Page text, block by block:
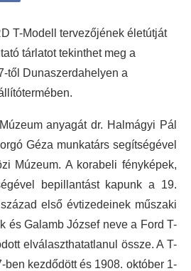
T-Modell tervezőjének életútját
tárlatot tekinthet meg a
től Dunaszerdahelyen a
anyagát dr. Halmágyi Pál
Géza munkatárs segítségével
Múzeum. A korabeli fényképek,
bepillantást kapunk a 19.
első évtizedeinek műszaki
és Galamb József neve a Ford T-
elválaszthatatlanul össze. A T-
ben kezdődött és 1908. október 1-